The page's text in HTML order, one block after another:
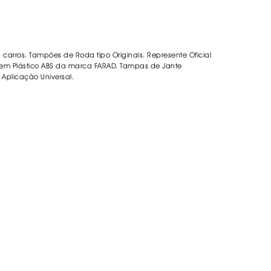
PNEUS
Tampões de Roda tipo Originais. Represente Oficial
Plástico ABS da marca FARAD. Tampas de Jante
Aplicação Universal.